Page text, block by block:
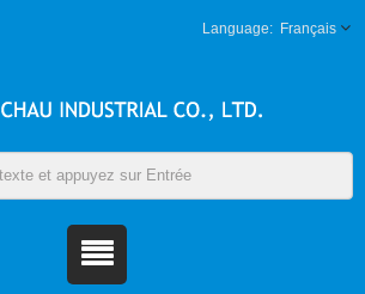
Français